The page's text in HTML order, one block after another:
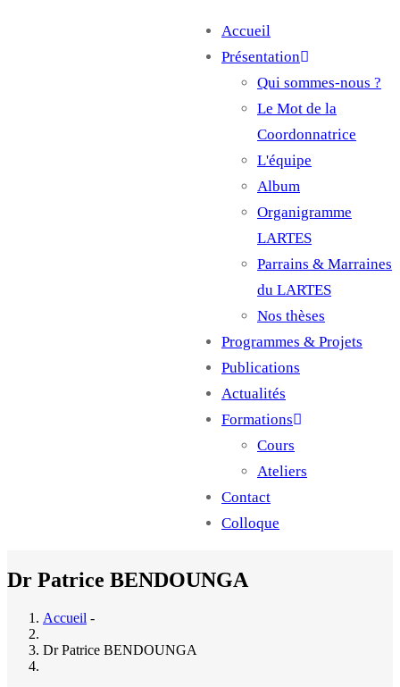
Main
navigation
Accueil
Présentation
Qui sommes-nous ?
Le Mot de la
Coordonnatrice
L'équipe
Album
Organigramme
LARTES
Parrains & Marraines
du LARTES
Nos thèses
Programmes & Projets
Publications
Actualités
Formations
Cours
Ateliers
Contact
Colloque
Dr Patrice BENDOUNGA
Accueil -
Dr Patrice BENDOUNGA